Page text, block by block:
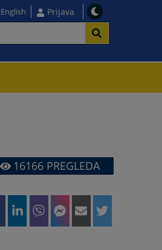
English Prijava
16166PREGLEDA